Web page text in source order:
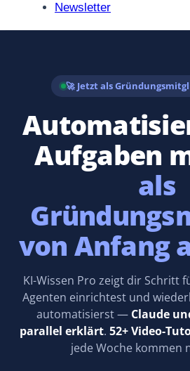
Newsletter
🚀 Jetzt als
Aufgaben
als
von Anfang
KI-Wissen Pro zeigt dir Schritt
Agenten einrichtest und
automatisierst — Claude
parallel erklärt. 52+ Video-
jede Woche kommen